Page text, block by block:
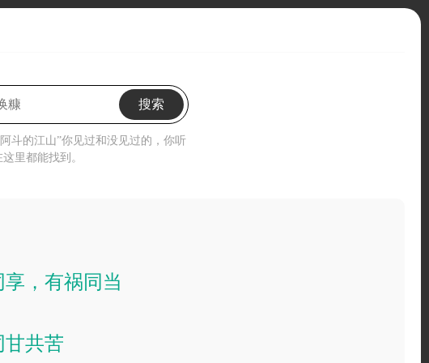
搜索
斗的江山”你见过和没见过的，你听
里都能找到。
享，有祸同当
甘共苦